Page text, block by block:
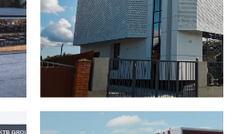
БЦ «V12», М. ЛЬВІВ